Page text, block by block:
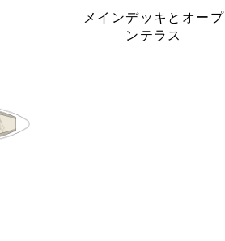
メインデッキとオープ
ンテラス